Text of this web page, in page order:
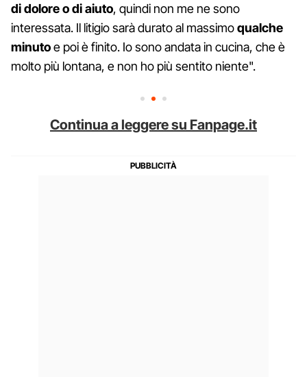
di dolore o di aiuto, quindi non me ne sono
interessata. Il litigio sarà durato al massimoqualche
minutoe poi è finito. Io sono andata in cucina, che è
molto più lontana, e non ho più sentito niente".
Continua a leggere su Fanpage.it